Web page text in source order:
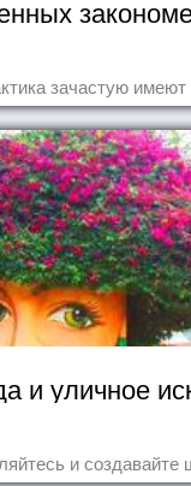
зачастую
и уличное
и создавайте